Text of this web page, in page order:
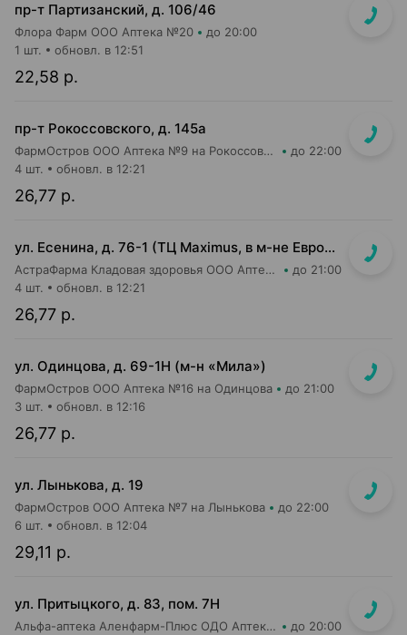
пр-т Партизанский, д. 106/46
Флора Фарм ООО Аптека №20 до 20:00
22,58 р.
1 шт. обновл. в 12:51
пр-т Рокоссовского, д. 145а
ФармОстров ООО Аптека №9 на Рокоссовского до 22:00
26,77 р.
4 шт. обновл. в 12:21
ул. Есенина, д. 76-1 (ТЦ Maximus, в м-не Евроопт Super)
АстраФарма Кладовая здоровья ООО Аптека №9 до 21:00
26,77 р.
4 шт. обновл. в 12:21
ул. Одинцова, д. 69-1Н (м-н «Мила»)
ФармОстров ООО Аптека №16 на Одинцова до 21:00
26,77 р.
3 шт. обновл. в 12:16
ул. Лынькова, д. 19
ФармОстров ООО Аптека №7 на Лынькова до 22:00
29,11 р.
6 шт. обновл. в 12:04
ул. Притыцкого, д. 83, пом. 7Н
Альфа-аптека Аленфарм-Плюс ОДО Аптека №14 до 20:00